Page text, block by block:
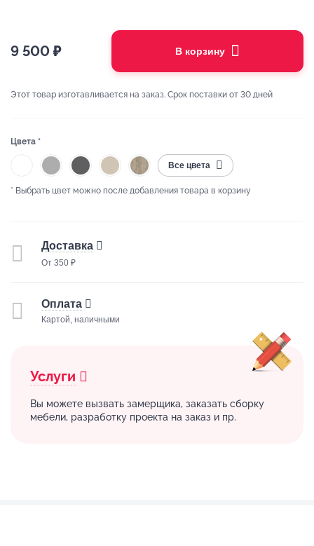
9 500 ₽ В корзину
Этот товар изготавливается на заказ. Срок поставки от 30 дней
Цвета *
Все цвета
* Выбрать цвет можно после добавления товара в корзину
Доставка
От 350 ₽
Оплата
Картой, наличными
Услуги
Вы можете вызвать замерщика, заказать сборку
мебели, разработку проекта на заказ и пр.